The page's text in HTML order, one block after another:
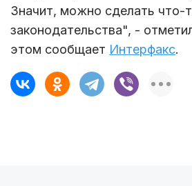
Значит, можно сделать что-
законодательства", -
этом сообщает Интерфакс.